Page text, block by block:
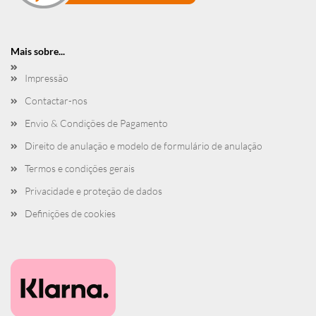
Mais sobre...
Impressão
Contactar-nos
Envio & Condições de Pagamento
Direito de anulação e modelo de formulário de anulação
Termos e condições gerais
Privacidade e proteção de dados
Definições de cookies